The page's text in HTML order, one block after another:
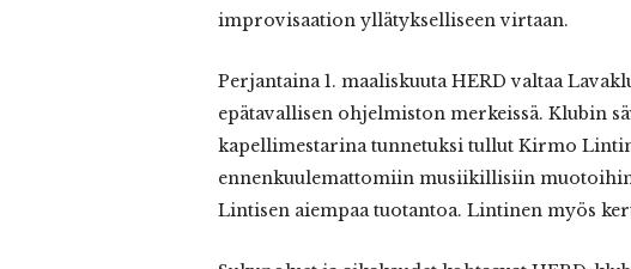
improvisaation yllätykselliseen virtaan.
Perjantaina 1. maaliskuuta HERD valtaa
epätavallisen ohjelmiston merkeissä. Klubin
kapellimestarina tunnetuksi tullut Kirmo
ennenkuulemattomiin musiikillisiin
Lintisen aiempaa tuotantoa. Lintinen myös